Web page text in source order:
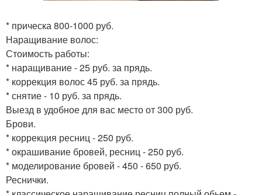
* прическа 800-1000 руб.
Наращивание волос:
Стоимость работы:
* наращивание - 25 руб. за прядь.
* коррекция волос 45 руб. за прядь.
* снятие - 10 руб. за прядь.
Выезд в удобное для вас место от 300 руб.
Брови.
* коррекция ресниц - 250 руб.
* окрашивание бровей, ресниц - 250 руб.
* моделирование бровей - 450 - 650 руб.
Реснички.